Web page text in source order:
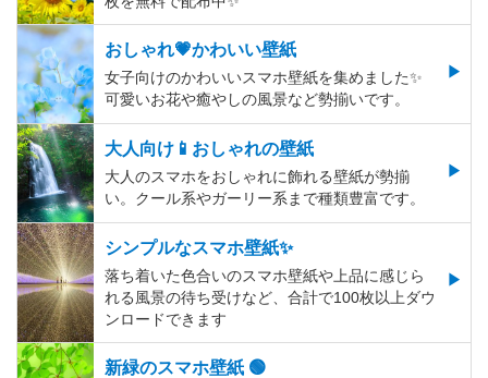
おしゃれ💗かわいい壁紙
女子向けのかわいいスマホ壁紙を集めました✨
可愛いお花や癒やしの風景など勢揃いです。
大人向け📱おしゃれの壁紙
大人のスマホをおしゃれに飾れる壁紙が勢揃
い。クール系やガーリー系まで種類豊富です。
シンプルなスマホ壁紙✨
落ち着いた色合いのスマホ壁紙や上品に感じら
れる風景の待ち受けなど、合計で100枚以上ダウ
ンロードできます
新緑のスマホ壁紙 🟢